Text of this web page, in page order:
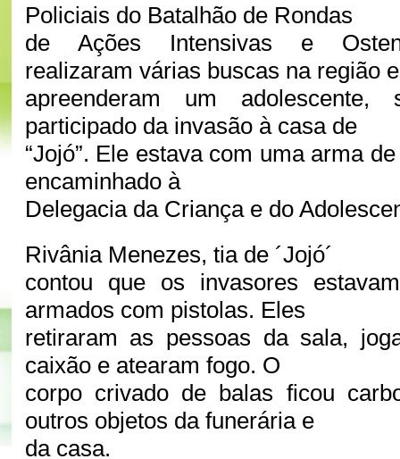
Policiais do Batalhão de Rondas
de Ações Intensivas e
realizaram várias buscas na região e
apreenderam um
participado da invasão à casa de
“Jojó”. Ele estava com uma arma
encaminhado à
Delegacia da Criança e do
Rivânia Menezes, tia de ´Jojó´
contou que os invasores
armados com pistolas. Eles
retiraram as pessoas da sala,
caixão e atearam fogo. O
corpo crivado de balas ficou
outros objetos da funerária e
da casa.